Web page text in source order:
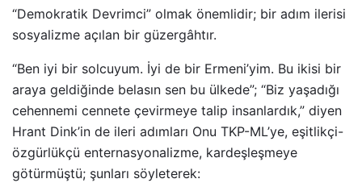
“Demokratik Devrimci” olmak önemlidir; bir adım ilerisi
sosyalizme açılan bir güzergâhtır.
“Ben iyi bir solcuyum. İyi de bir Ermeni’yim. Bu ikisi bir
araya geldiğinde belasın sen bu ülkede”; “Biz yaşadığı
cehennemi cennete çevirmeye talip insanlardık,” diyen
Hrant Dink’in de ileri adımları Onu TKP-ML’ye, eşitlikçi-
özgürlükçü enternasyonalizme, kardeşleşmeye
götürmüştü; şunları söyleterek: